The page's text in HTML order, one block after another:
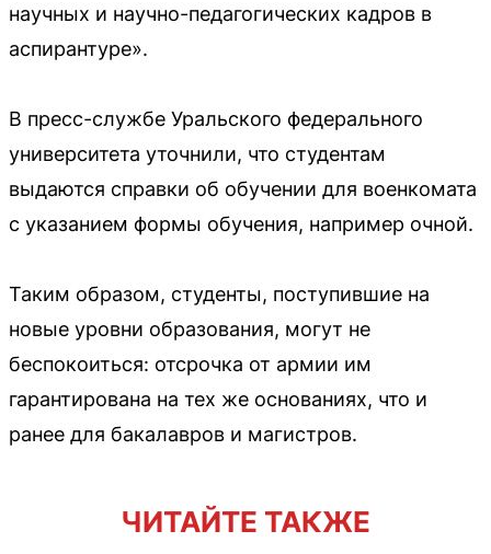
научных и научно-педагогических кадров в
аспирантуре».
В пресс-службе Уральского федерального
университета уточнили, что студентам
выдаются справки об обучении для военкомата
с указанием формы обучения, например очной.
Таким образом, студенты, поступившие на
новые уровни образования, могут не
беспокоиться: отсрочка от армии им
гарантирована на тех же основаниях, что и
ранее для бакалавров и магистров.
ЧИТАЙТЕ ТАКЖЕ